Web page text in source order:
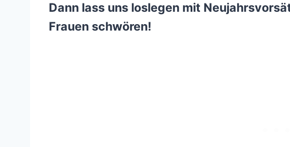
Dann lass uns loslegen mit
Frauen schwören!